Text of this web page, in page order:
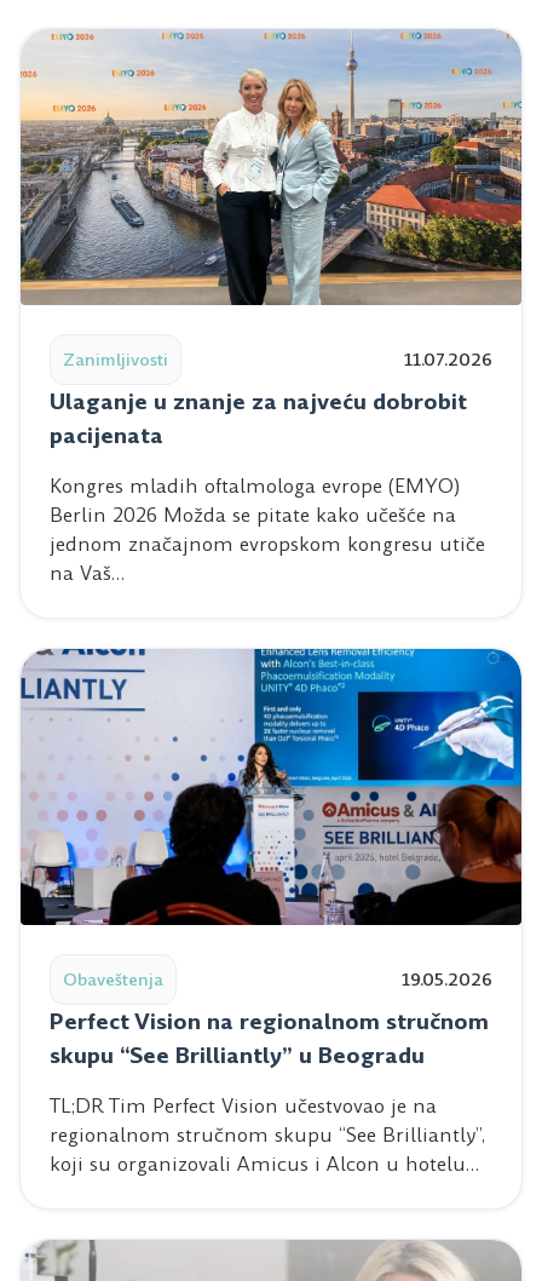
Zanimljivosti 11.07.2026
Ulaganje u znanje za najveću dobrobit
pacijenata
Kongres mladih oftalmologa evrope (EMYO)
Berlin 2026 Možda se pitate kako učešće na
jednom značajnom evropskom kongresu utiče
na Vaš…
Obaveštenja 19.05.2026
Perfect Vision na regionalnom stručnom
skupu “See Brilliantly” u Beogradu
TL;DR Tim Perfect Vision učestvovao je na
regionalnom stručnom skupu “See Brilliantly”,
koji su organizovali Amicus i Alcon u hotelu…